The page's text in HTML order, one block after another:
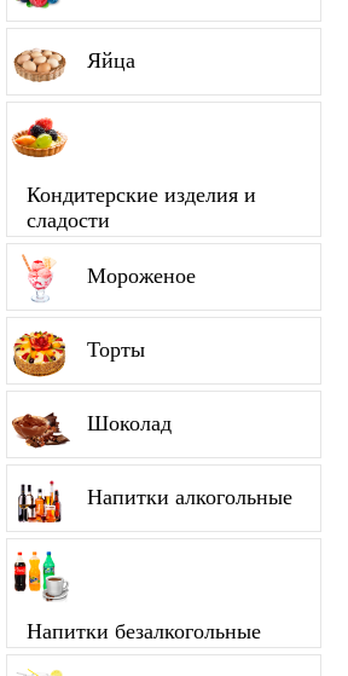
Яйца
Кондитерские изделия и
сладости
Мороженое
Торты
Шоколад
Напитки алкогольные
Напитки безалкогольные